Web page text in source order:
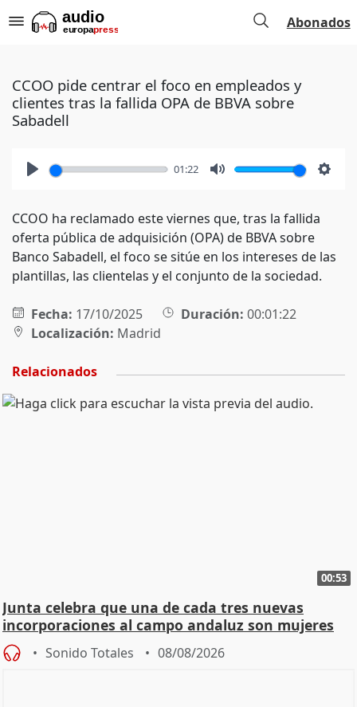
Abonados
CCOO pide centrar el foco en empleados y
clientes tras la fallida OPA de BBVA sobre
Sabadell
01:22
CCOO ha reclamado este viernes que, tras la fallida
oferta pública de adquisición (OPA) de BBVA sobre
Banco Sabadell, el foco se sitúe en los intereses de las
plantillas, las clientelas y el conjunto de la sociedad.
Fecha: 17/10/2025 Duración: 00:01:22
Localización: Madrid
Relacionados
00:53
Junta celebra que una de cada tres nuevas
incorporaciones al campo andaluz son mujeres
jóvenes
Sonido Totales 08/08/2026